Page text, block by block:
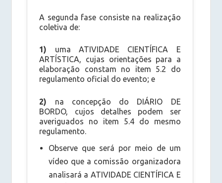
A segunda fase consiste na realização
coletiva de:
1) uma ATIVIDADE CIENTÍFICA E
ARTÍSTICA, cujas orientações para a
elaboração constam no item 5.2 do
regulamento oficial do evento; e
2) na concepção do DIÁRIO DE
BORDO, cujos detalhes podem ser
averiguados no item 5.4 do mesmo
regulamento.
Observe que será por meio de um
vídeo que a comissão organizadora
analisará a ATIVIDADE CIENTÍFICA E